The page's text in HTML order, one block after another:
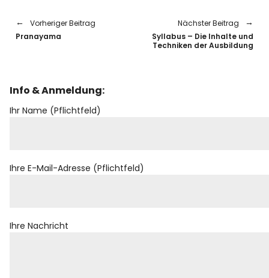
Vorheriger Beitrag
Pranayama
Nächster Beitrag
Syllabus – Die Inhalte und
Techniken der Ausbildung
Info & Anmeldung:
Ihr Name (Pflichtfeld)
Ihre E-Mail-Adresse (Pflichtfeld)
Ihre Nachricht